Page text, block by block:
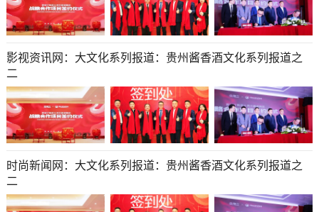
影视资讯网：大文化系列报道：贵州酱香酒文化系列报道之
二
时尚新闻网：大文化系列报道：贵州酱香酒文化系列报道之
二